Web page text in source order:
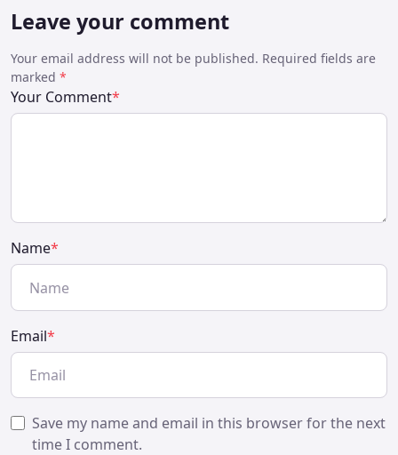
Leave your comment
Your email address will not be published. Required fields are
marked *
Your Comment*
Name*
Email*
Save my name and email in this browser for the next
time I comment.